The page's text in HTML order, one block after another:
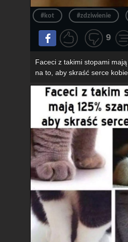
#kot #zdziwienie
9
Faceci z takimi stopami
na to, aby skraść serce